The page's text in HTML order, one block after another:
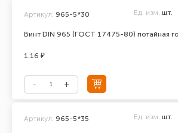
Винт DIN 965 (ГОСТ 17475-80) потайная
Артикул: 965-5*30 Ед. изм. шт.
1.16 ₽
Артикул: 965-5*35 Ед. изм. шт.